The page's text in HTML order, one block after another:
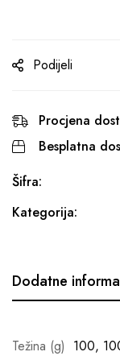
Podijeli
Procjena
Besplatna
Šifra:
Kategorija:
Dodatne
Težina (g) 100,